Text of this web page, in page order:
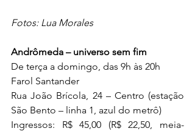
Fotos: Lua Morales
Andrômeda – universo sem fim
De terça a domingo, das 9h às 20h
Farol Santander
Rua João Brícola, 24 – Centro (estação
São Bento – linha 1, azul do metrô)
Ingressos: R$ 45,00 (R$ 22,50, meia-